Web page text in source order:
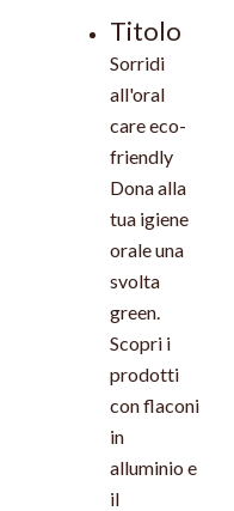
Titolo
Sorridi
all'oral
care eco-
friendly
Dona alla
tua igiene
orale una
svolta
green.
Scopri i
prodotti
con flaconi
in
alluminio e
il